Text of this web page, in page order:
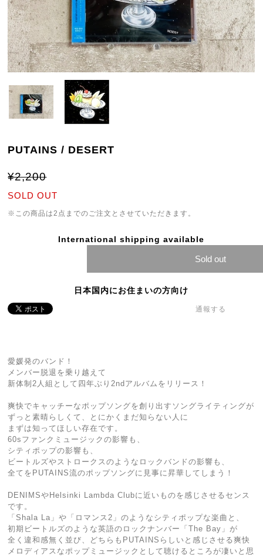
PUTAINS / DESERT
¥2,200
SOLD OUT
※この商品は2点までのご注文とさせていただきます。
International shipping available
Sold out
日本国内にお住まいの方向け
通報する
愛媛発のバンド！
メンバー脱退を乗り越えて
新体制2人組として四年ぶり2ndアルバムをリリース！
爽快でキャッチーなポップソングを創り出すソングライティングが
ずっと素晴らしくて、とにかくまだ知らない人に
まずは知ってほしい存在です。
60sファンクミュージックの影響も、
シティポップの影響も、
ビートルズやストロークスのようなロックバンドの影響も、
全てをPUTAINS流のポップソングに見事に昇華してしまう！
DENIMSやHelsinki Lambda Clubに近いものを感じさせるセンス
です。
「Shala La」や「ロマンス2」のようなシティポップな楽曲と、
初期ビートルズのような英語のロックナンバー「The Bay」が
全く違和感無く並び、どちらもPUTAINSらしいと感じさせる爽快
メロディアスなポップミュージックとして聴けるところが凄いと思